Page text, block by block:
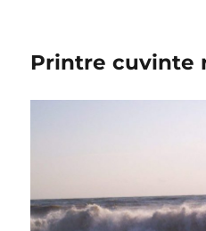
Printre cuvinte